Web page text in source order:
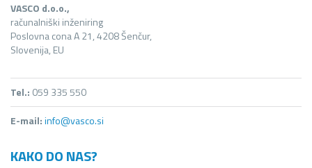
VASCO d.o.o.,
računalniški inženiring
Poslovna cona A 21, 4208 Šenčur,
Slovenija, EU
Tel.: 059 335 550
E-mail:info@vasco.si
KAKO DO NAS?